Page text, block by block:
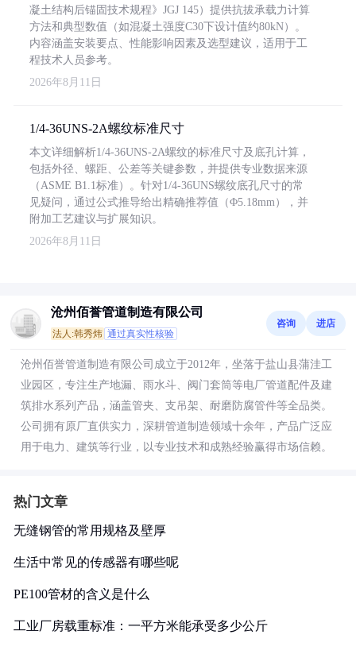
凝土结构后锚固技术规程》JGJ 145）提供抗拔承载力计算
方法和典型数值（如混凝土强度C30下设计值约80kN）。
内容涵盖安装要点、性能影响因素及选型建议，适用于工
程技术人员参考。
2026年8月11日
1/4-36UNS-2A螺纹标准尺寸
本文详细解析1/4-36UNS-2A螺纹的标准尺寸及底孔计算，
包括外径、螺距、公差等关键参数，并提供专业数据来源
（ASME B1.1标准）。针对1/4-36UNS螺纹底孔尺寸的常
见疑问，通过公式推导给出精确推荐值（Φ5.18mm），并
附加工艺建议与扩展知识。
2026年8月11日
沧州佰誉管道制造有限公司
法人:韩秀炜 通过真实性核验
咨询 进店
沧州佰誉管道制造有限公司成立于2012年，坐落于盐山县蒲洼工
业园区，专注生产地漏、雨水斗、阀门套筒等电厂管道配件及建
筑排水系列产品，涵盖管夹、支吊架、耐磨防腐管件等全品类。
公司拥有原厂直供实力，深耕管道制造领域十余年，产品广泛应
用于电力、建筑等行业，以专业技术和成熟经验赢得市场信赖。
热门文章
无缝钢管的常用规格及壁厚
生活中常见的传感器有哪些呢
PE100管材的含义是什么
工业厂房载重标准：一平方米能承受多少公斤